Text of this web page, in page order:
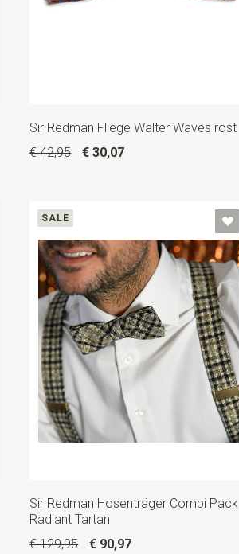
Sir Redman Fliege Walter Waves rost
€ 42,95
€ 30,07
SALE
Sir Redman Hosenträger Combi Pack
Radiant Tartan
€ 129,95
€ 90,97